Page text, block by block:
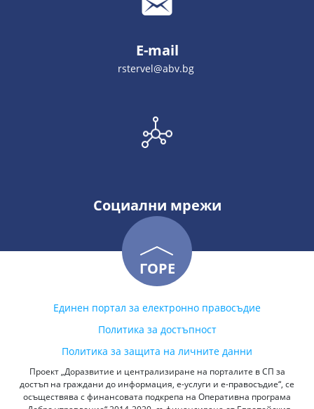
E-mail
rstervel@abv.bg
Социални мрежи
ГОРЕ
Единен портал за електронно правосъдие
Политика за достъпност
Политика за защита на личните данни
Проект „Доразвитие и централизиране на порталите в СП за
достъп на граждани до информация, е-услуги и е-правосъдие“, се
осъществява с финансовата подкрепа на Оперативна програма